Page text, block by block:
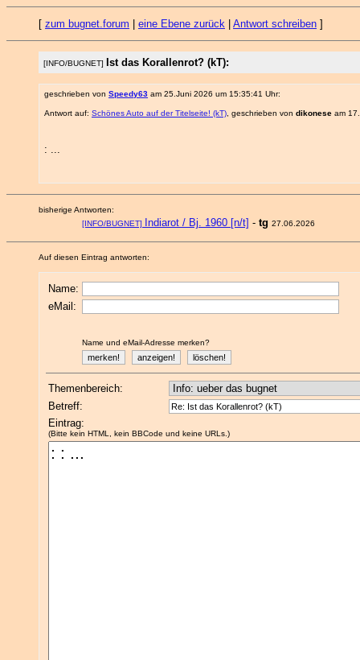
[ zum bugnet.forum eine Ebene zurück Antwort schreiben ]
[INFO/BUGNET] Ist das Korallenrot? (kT):
geschrieben von Speedy63 am 25.Juni 2026 um 15:35:41 Uhr:
Antwort auf: Schönes Auto auf der Titelseite! (kT) , geschrieben von dikonese am
: ...
bisherige Antworten:
[INFO/BUGNET]
Indiarot / Bj. 1960 [n/t] - tg 27.06.2026
Auf diesen Eintrag antworten:
Name:
eMail:
Name und eMail-Adresse merken?
Themenbereich:
Betreff:
Eintrag:
(Bitte kein HTML, kein BBCode und keine URLs.)